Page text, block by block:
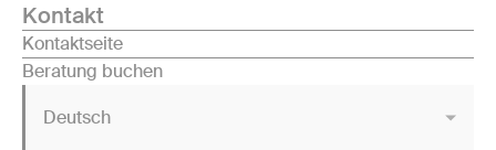
Kontakt
Kontaktseite
Beratung buchen
Deutsch